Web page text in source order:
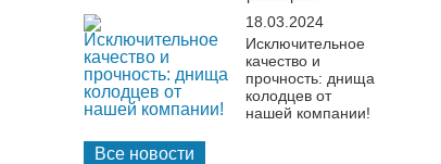
18.03.2024
Исключительное
качество и
прочность: днища
колодцев от
нашей компании!
Все новости